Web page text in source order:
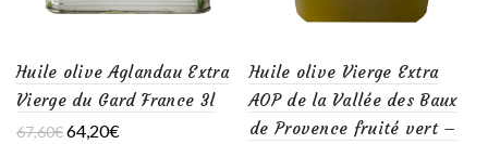
Huile olive Aglandau Extra
Vierge du Gard France 3l
67,60€Le
64,20€Le
Huile olive Vierge Extra
AOP de la Vallée des Baux
de Provence fruité vert –